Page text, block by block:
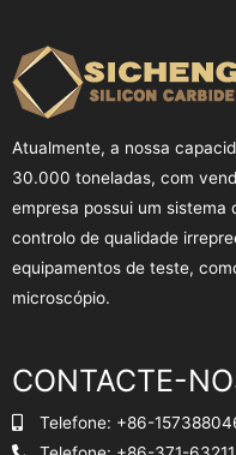
Atualmente, a nossa
30.000 toneladas, com
empresa possui um
controlo de qualidade
equipamentos de teste,
microscópio.
CONTACTE-
Telefone: +86-